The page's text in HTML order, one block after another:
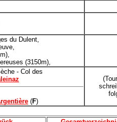
du Dulent,
(3150m),
- Col des
(F)